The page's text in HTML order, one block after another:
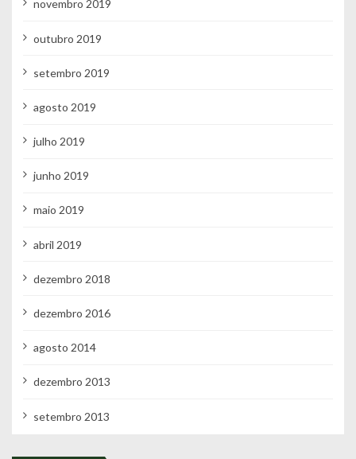
novembro 2019
outubro 2019
setembro 2019
agosto 2019
julho 2019
junho 2019
maio 2019
abril 2019
dezembro 2018
dezembro 2016
agosto 2014
dezembro 2013
setembro 2013